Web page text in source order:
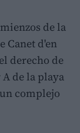
de la
Canet d'en
derecho de
de la playa
complejo